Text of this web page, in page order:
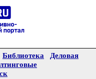
Библиотека
Деловая